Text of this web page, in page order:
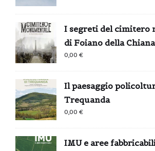
I segreti del cimitero
di Foiano della Chiana
0,00€
Il paesaggio
Trequanda
0,00€
IMU e aree